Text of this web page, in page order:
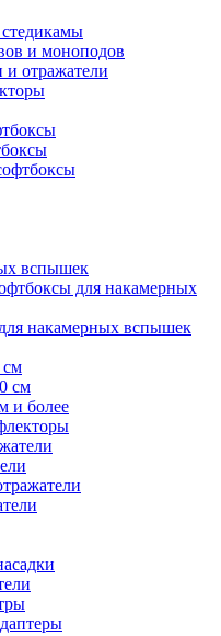
и моноподов
отражатели
вспышек
для накамерных
накамерных вспышек
см
см
и более